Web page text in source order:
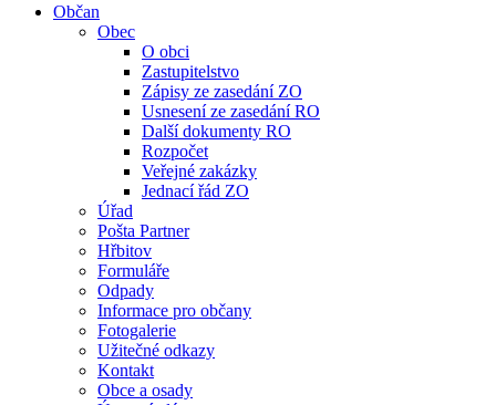
Občan
Obec
O obci
Zastupitelstvo
Zápisy ze zasedání ZO
Usnesení ze zasedání RO
Další dokumenty RO
Rozpočet
Veřejné zakázky
Jednací řád ZO
Úřad
Pošta Partner
Hřbitov
Formuláře
Odpady
Informace pro občany
Fotogalerie
Užitečné odkazy
Kontakt
Obce a osady